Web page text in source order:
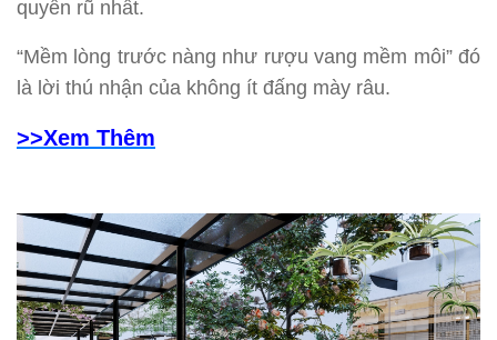
quyến rũ nhất.
“Mềm lòng trước nàng như rượu vang mềm môi” đó
là lời thú nhận của không ít đấng mày râu.
>>Xem Thêm